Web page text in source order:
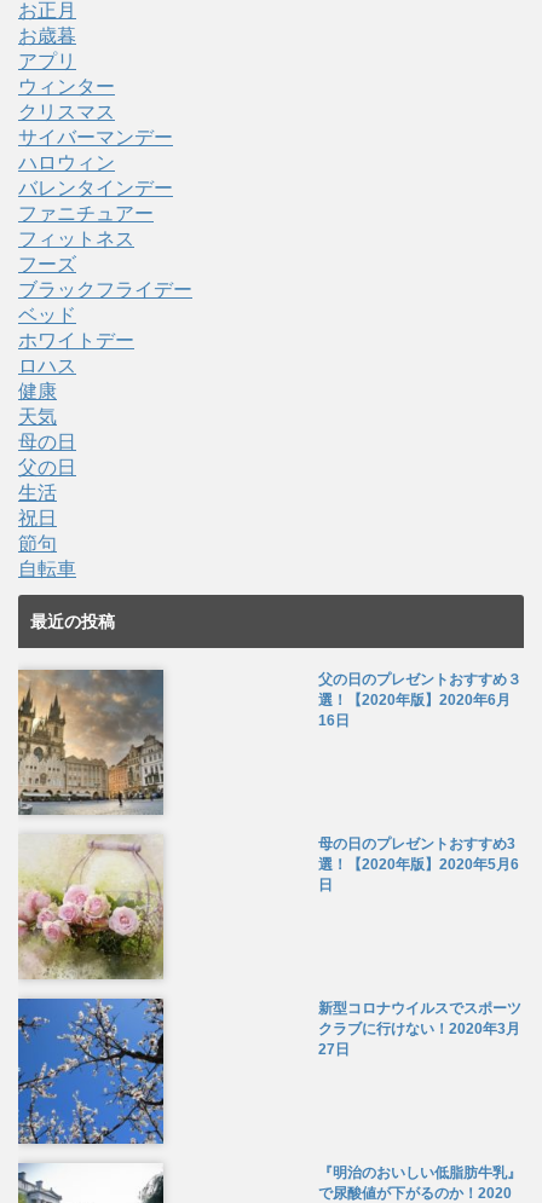
お正月
お歳暮
アプリ
ウィンター
クリスマス
サイバーマンデー
ハロウィン
バレンタインデー
ファニチュアー
フィットネス
フーズ
ブラックフライデー
ベッド
ホワイトデー
ロハス
健康
天気
母の日
父の日
生活
祝日
節句
自転車
最近の投稿
父の日のプレゼントおすすめ３
選！【2020年版】 2020年6月
16日
母の日のプレゼントおすすめ3
選！【2020年版】 2020年5月6
日
新型コロナウイルスでスポーツ
クラブに行けない！ 2020年3月
27日
『明治のおいしい低脂肪牛乳』
で尿酸値が下がるのか！ 2020